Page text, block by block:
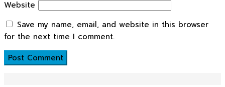
Website
Save my name, email, and website in this browser
for the next time I comment.